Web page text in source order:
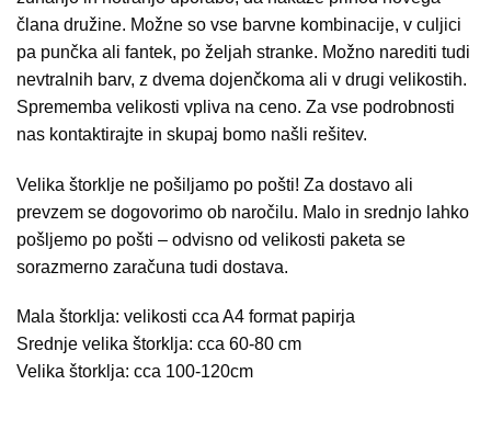
člana družine. Možne so vse barvne kombinacije, v culjici
pa punčka ali fantek, po željah stranke. Možno narediti tudi
nevtralnih barv, z dvema dojenčkoma ali v drugi velikostih.
Sprememba velikosti vpliva na ceno. Za vse podrobnosti
nas kontaktirajte in skupaj bomo našli rešitev.
Velika štorklje ne pošiljamo po pošti! Za dostavo ali
prevzem se dogovorimo ob naročilu. Malo in srednjo lahko
pošljemo po pošti – odvisno od velikosti paketa se
sorazmerno zaračuna tudi dostava.
Mala štorklja: velikosti cca A4 format papirja
Srednje velika štorklja: cca 60-80 cm
Velika štorklja: cca 100-120cm